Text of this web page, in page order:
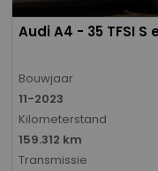
Audi A4 - 35 TFSI
Bouwjaar
11-2023
Kilometerstand
159.312 km
Transmissie